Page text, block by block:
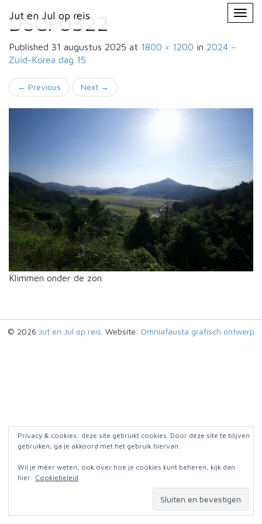
Jut en Jul op reis
Primary
Menu
Jut en Jul op reis
DSCF0322
Published 31 augustus 2025 at 1800 × 1200 in 2024 –
Zuid-Korea dag 15
← Previous Next →
Klimmen onder de zon.
© 2026 Jut en Jul op reis . Website: Omniafausta grafisch ontwerp
Privacy & cookies: deze site gebruikt cookies. Door deze site te blijven
gebruiken, ga je akkoord met het gebruik hiervan.
Wil je meer weten, ook over hoe je cookies kunt beheren, kijk dan
hier: Cookiebeleid